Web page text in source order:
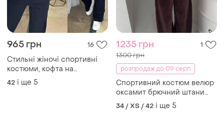
965 грн 16
Стильні жіночі спортивні
костюми, кофта на
блискавці, прямі штани
42 і ще 5
1235 грн 1
1300 грн
розпродаж до 09 серп
Спортивний костюм велюр
оксамит брючний штани
висока посадка трійка
кофта на блискавці топ
34 / XS / 42 і ще 5